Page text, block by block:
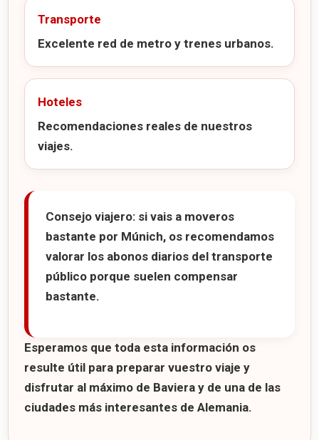
Transporte
Excelente red de metro y trenes urbanos.
Hoteles
Recomendaciones reales de nuestros
viajes.
Consejo viajero: si vais a moveros
bastante por Múnich, os recomendamos
valorar los abonos diarios del transporte
público porque suelen compensar
bastante.
Esperamos que toda esta información os
resulte útil para preparar vuestro viaje y
disfrutar al máximo de Baviera y de una de las
ciudades más interesantes de Alemania.